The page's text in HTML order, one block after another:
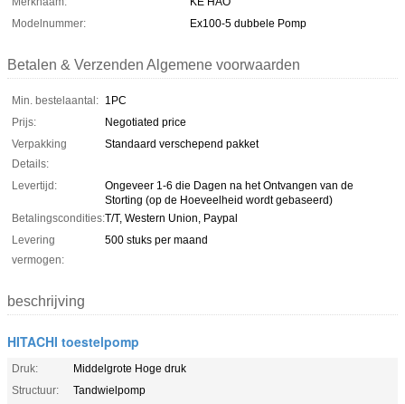
Modelnummer:
Ex100-5 dubbele Pomp
Betalen & Verzenden Algemene voorwaarden
Min. bestelaantal: 1PC
Prijs:
Negotiated price
Verpakking
Details:
Standaard verschepend pakket
Levertijd:
Ongeveer 1-6 die Dagen na het Ontvangen van de
Storting (op de Hoeveelheid wordt gebaseerd)
Betalingscondities:T/T, Western Union, Paypal
Levering
vermogen:
500 stuks per maand
beschrijving
HITACHI toestelpomp
Druk:
Middelgrote Hoge druk
Structuur:
Tandwielpomp